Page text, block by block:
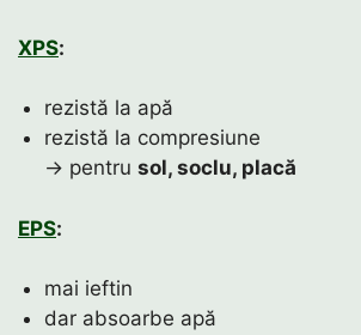
XPS:
rezistă la apă
rezistă la compresiune
→ pentrusol, soclu, placă
EPS:
mai ieftin
dar absoarbe apă